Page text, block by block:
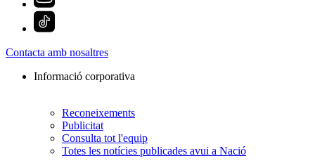
Contacta amb nosaltres
Informació corporativa
Reconeixements
Publicitat
Consulta tot l'equip
Totes les notícies publicades avui a Nació